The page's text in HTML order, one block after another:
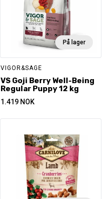
På lager
VIGOR&SAGE
VS Goji Berry Well-Being
Regular Puppy 12 kg
1.419 NOK